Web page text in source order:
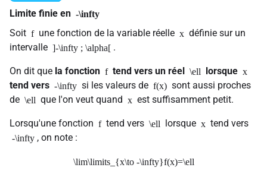
Limite finie en -\infty
Soit f une fonction de la variable réelle x définie sur un
intervalle ]-\infty ; \alpha[ .
On dit que la fonction f tend vers un réel \ell lorsque x
tend vers -\infty si les valeurs de f(x) sont aussi proches
de \ell que l'on veut quand x est suffisamment petit.
Lorsqu'une fonction f tend vers \ell lorsque x tend vers
-\infty , on note :
\lim\limits_{x\to -\infty}f(x)=\ell